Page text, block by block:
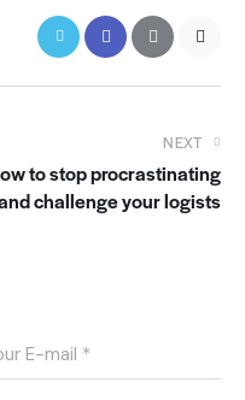
NEXT
to stop procrastinating
challenge your logists